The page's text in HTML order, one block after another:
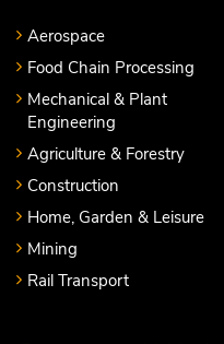
Aerospace
Food Chain Processing
Mechanical & Plant
Engineering
Agriculture & Forestry
Construction
Home, Garden & Leisure
Mining
Rail Transport